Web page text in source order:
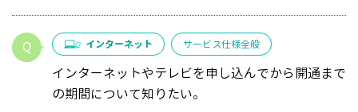
インターネット サービス仕様全般
インターネットやテレビを申し込んでから開通まで
の期間について知りたい。